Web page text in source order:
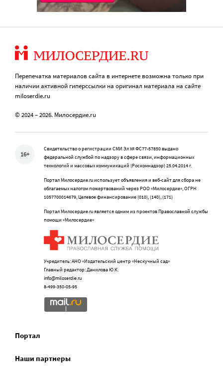
Перепечатка материалов сайта в интернете возможна только при
наличии активной гиперссылки на оригинал материала на сайте
miloserdie.ru
© 2024 – 2026. Милосердие.ru
16+
Свидетельство о регистрации СМИ Эл № ФС77-57850 выдано
федеральной службой по надзору в сфере связи, информационных
технологий и массовых коммуникаций (Роскомнадзор) 25.04.2014 г.
Портал Милосердие.ru использует объявления и веб-сайт для сбора не
облагаемых налогом пожертвований через РОО «Милосердие», ОГРН
1057700014679, Целевое финансирование (010), (140), (171)
Портал Милосердие.ru является одним из проектов Православной службы
помощи «Милосердие»
Учредитель: АНО «Издательский центр «Нескучный сад»
Главный редактор: Данилова Ю.К.
info@miloserdie.ru
8-499-350-05-95
Портал
Наши партнеры